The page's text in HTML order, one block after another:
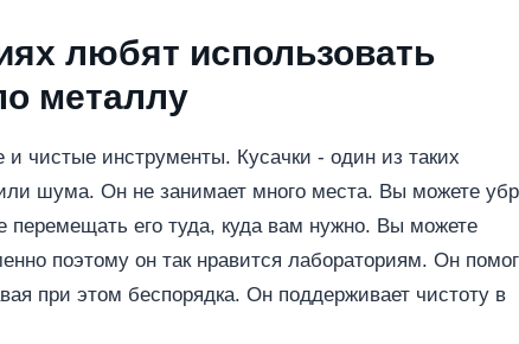
любят использовать
металлу
чистые инструменты. Кусачки - один из таких
шума. Он не занимает много места. Вы можете
перемещать его туда, куда вам нужно. Вы можете
поэтому он так нравится лабораториям. Он
при этом беспорядка. Он поддерживает чистоту в